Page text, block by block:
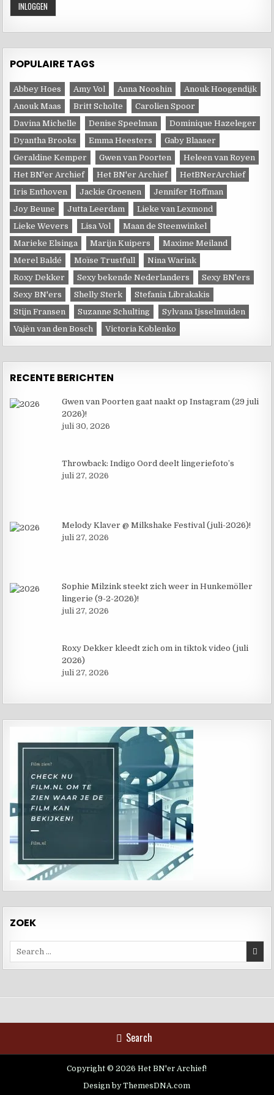
POPULAIRE TAGS
Abbey Hoes Amy Vol Anna Nooshin
Anouk Hoogendijk
Anouk Maas
Britt Scholte
Carolien Spoor
Davina Michelle
Denise Speelman
Dominique Hazeleger
Dyantha Brooks
Emma Heesters
Gaby Blaaser
Geraldine Kemper
Gwen van Poorten
Heleen van Royen
Het BN'er Archief
Het BN'er Archief
HetBNerArchief
Iris Enthoven
Jackie Groenen
Jennifer Hoffman
Joy Beune
Jutta Leerdam
Lieke van Lexmond
Lieke Wevers
Lisa Vol
Maan de Steenwinkel
Marieke Elsinga
Marijn Kuipers
Maxime Meiland
Merel Baldé
Moïse Trustfull
Nina Warink
Roxy Dekker
Sexy bekende Nederlanders
Sexy BN'ers
Sexy BN'ers
Shelly Sterk
Stefania Librakakis
Stijn Fransen
Suzanne Schulting
Sylvana Ijsselmuiden
Vajèn van den Bosch
Victoria Koblenko
RECENTE BERICHTEN
Gwen van Poorten gaat naakt op Instagram (29 juli
2026)!
juli 30, 2026
Throwback: Indigo Oord deelt lingeriefoto’s
juli 27, 2026
Melody Klaver @ Milkshake Festival (juli-2026)!
juli 27, 2026
Sophie Milzink steekt zich weer in Hunkemöller
lingerie (9-2-2026)!
juli 27, 2026
Roxy Dekker kleedt zich om in tiktok video (juli
2026)
juli 27, 2026
ZOEK
Search
Copyright © 2026 Het BN'er Archief!
Design by ThemesDNA.com